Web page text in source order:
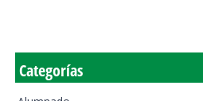
Categorías